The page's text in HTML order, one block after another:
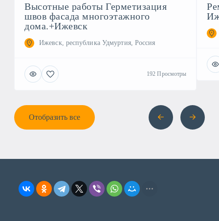
Высотные работы Герметизация
швов фасада многоэтажного
дома.+Ижевск
Ижевск, республика Удмуртия, Россия
192 Просмотры
Отобразить все